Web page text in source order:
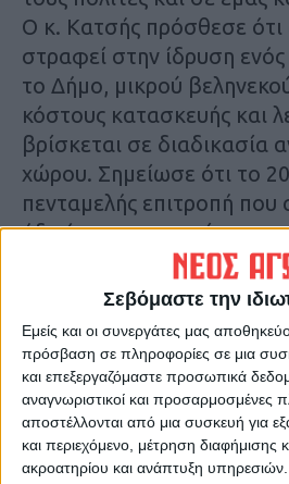
Σεβόμαστε την
Εμείς και οι συνεργάτες μας
πρόσβαση σε πληροφορίες σε μια
και επεξεργαζόμαστε προσωπικά
αναγνωριστικοί και προσαρμοσμένες
αποστέλλονται από μια συσκευή για
και περιεχόμενο, μέτρηση διαφήμισης
ακροατηρίου και ανάπτυξη υπηρεσιών.
Ο κ. Κατσής πρόσθεσε ότι
στραφεί στην ίδρυση ενός
το Δήμο, μικρού
κόστους κατασκευής και
βρίσκεται σε διαδικασία
χώρου. Σημείωσε ότι το
πενταμελής επιτροπή που
ήδη έχει μπει η πρώτη
στειρώσεις, νοσηλείες,
τσιπάρισμα.
ανέφερε ότι φέτος έχουν
στειρώσεις, 24 νοσηλείες
περισυλλογές, αλλά και
που κόστισαν 12.000
Εξήρε το έργο του
Γιαννακού και του